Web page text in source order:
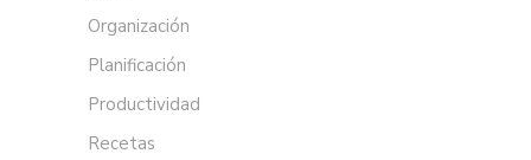
Organización
Planificación
Productividad
Recetas